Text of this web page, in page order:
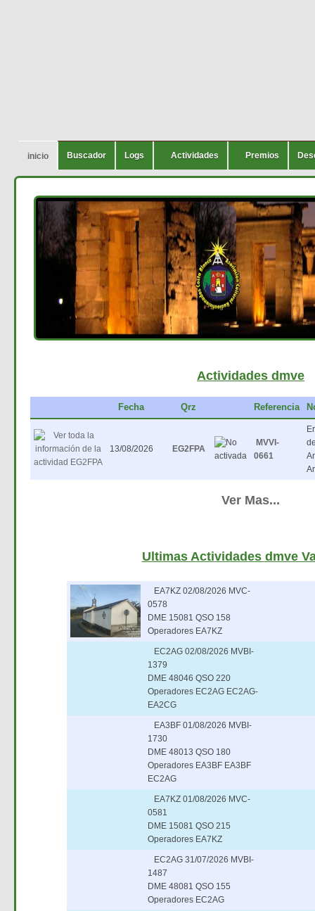
inicio Buscador Logs Actividades Premios
Actividades dmve
Fecha Qrz Referencia
13/08/2026 EG2FPA
MVVI-
0661
Ver Mas...
Ultimas Actividades dmve
EA7KZ 02/08/2026 MVC-
0578
DME 15081 QSO 158
Operadores EA7KZ
EC2AG 02/08/2026 MVBI-
1379
DME 48046 QSO 220
Operadores EC2AG EC2AG-
EA2CG
EA3BF 01/08/2026 MVBI-
1730
DME 48013 QSO 180
Operadores EA3BF EA3BF
EC2AG
EA7KZ 01/08/2026 MVC-
0581
DME 15081 QSO 215
Operadores EA7KZ
EC2AG 31/07/2026 MVBI-
1487
DME 48081 QSO 155
Operadores EC2AG